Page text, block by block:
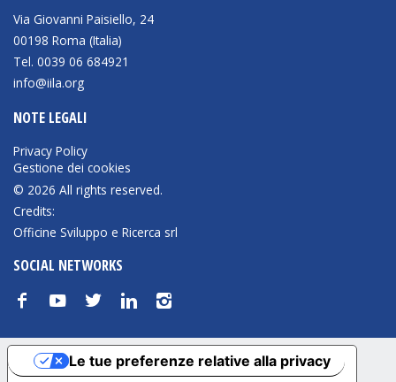
Via Giovanni Paisiello, 24
00198 Roma (Italia)
Tel. 0039 06 684921
info@iila.org
NOTE LEGALI
Privacy Policy
Gestione dei cookies
© 2026 All rights reserved.
Credits:
Officine Sviluppo e Ricerca srl
SOCIAL NETWORKS
f y t n i
Le tue preferenze relative alla privacy